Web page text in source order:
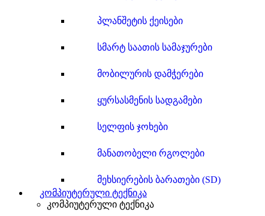
პლანშეტის ქეისები
სმარტ საათის სამაჯურები
მობილურის დამჭერები
ყურსასმენის სადგამები
სელფის ჯოხები
მანათობელი რგოლები
მეხსიერების ბარათები (SD)
კომპიუტერული ტექნიკა
კომპიუტერული ტექნიკა